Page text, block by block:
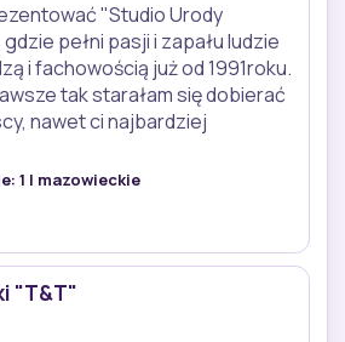
"Studio Urody
pełni pasji i zapału ludzie
i fachowością już od 1991roku.
tak starałam się dobierać
nawet ci najbardziej
1 | mazowieckie
"T&T"